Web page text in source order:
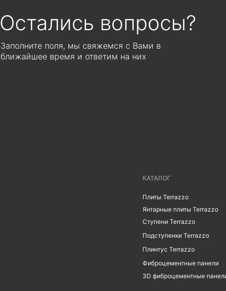
Остались вопросы?
КАТАЛОГ
Плиты Terrazzo
Янтарные плиты Terrazzo
Ступени Terrazzo
Подступенки Terrazzo
Плинтус Terrazzo
Заполните поля, мы свяжемся с Вами в
ближайшее время и ответим на них
Фиброцементные панели
3D фиброцементные